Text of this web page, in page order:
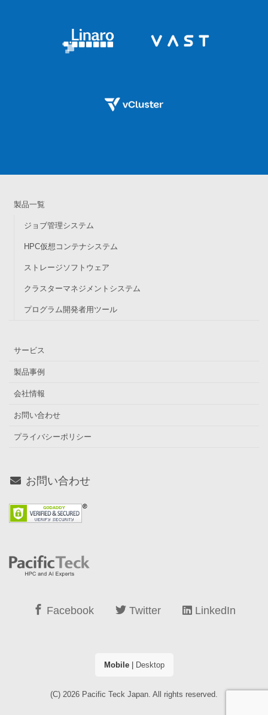
製品一覧
ジョブ管理システム
HPC仮想コンテナシステム
ストレージソフトウェア
クラスターマネジメントシステム
プログラム開発者用ツール
サービス
製品事例
会社情報
お問い合わせ
プライバシーポリシー
お問い合わせ
Facebook Twitter LinkedIn
Mobile| Desktop
(C) 2026 Pacific Teck Japan. All rights reserved.